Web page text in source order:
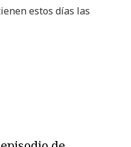
estos días las